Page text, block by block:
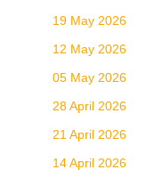
19 May 2026
12 May 2026
05 May 2026
28 April 2026
21 April 2026
14 April 2026